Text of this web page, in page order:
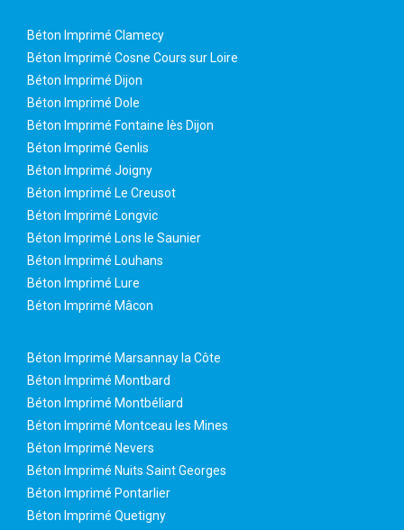
Béton Imprimé Clamecy
Béton Imprimé Cosne Cours sur Loire
Béton Imprimé Dijon
Béton Imprimé Dole
Béton Imprimé Fontaine lès Dijon
Béton Imprimé Genlis
Béton Imprimé Joigny
Béton Imprimé Le Creusot
Béton Imprimé Longvic
Béton Imprimé Lons le Saunier
Béton Imprimé Louhans
Béton Imprimé Lure
Béton Imprimé Mâcon
Béton Imprimé Marsannay la Côte
Béton Imprimé Montbard
Béton Imprimé Montbéliard
Béton Imprimé Montceau les Mines
Béton Imprimé Nevers
Béton Imprimé Nuits Saint Georges
Béton Imprimé Pontarlier
Béton Imprimé Quetigny